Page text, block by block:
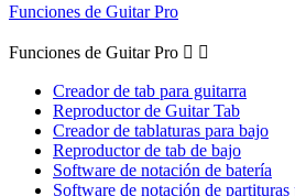
Funciones de Guitar Pro
Funciones de Guitar Pro  
Creador de tab para guitarra
Reproductor de Guitar Tab
Creador de tablaturas para bajo
Reproductor de tab de bajo
Software de notación de batería
Software de notación de partituras